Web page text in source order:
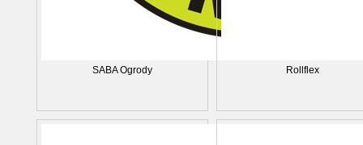
SABA Ogrody Rollflex